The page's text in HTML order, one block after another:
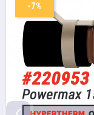
-7%